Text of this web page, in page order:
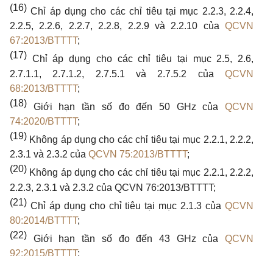
(16) Chỉ áp dụngcho các chỉ tiêu tại mục 2.2.3, 2.2.4,
2.2.5, 2.2.6, 2.2.7, 2.2.8, 2.2.9 và 2.2.10 của QCVN
67:2013/BTTTT;
(17) Chỉ áp dụng cho các chỉ tiêu tại mục2.5, 2.6,
2.7.1.1, 2.7.1.2, 2.7.5.1 và 2.7.5.2 củaQCVN
68:2013/BTTTT;
(18)
Giới hạn tần số đo đến 50 GHzcủaQCVN
74:2020/BTTTT;
(19) Không áp dụngcho các chỉ tiêu tại mục 2.2.1, 2.2.2,
2.3.1 và 2.3.2 của QCVN 75:2013/BTTTT;
(20) Không áp dụngcho các chỉ tiêu tại mục 2.2.1, 2.2.2,
2.2.3, 2.3.1 và 2.3.2 của QCVN 76:2013/BTTTT;
(21) Chỉ áp dụng cho chỉ tiêu tại mục 2.1.3củaQCVN
80:2014/BTTTT;
(22)
Giới hạn tần số đo đến 43 GHzcủaQCVN
92:2015/BTTTT;